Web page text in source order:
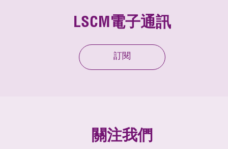
LSCM電子通訊
訂閱
關注我們